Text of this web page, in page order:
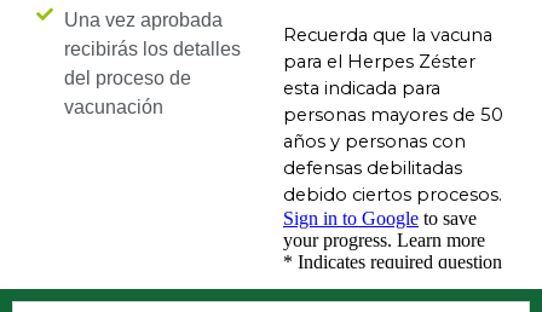
Una vez aprobada
recibirás los detalles
del proceso de
vacunación